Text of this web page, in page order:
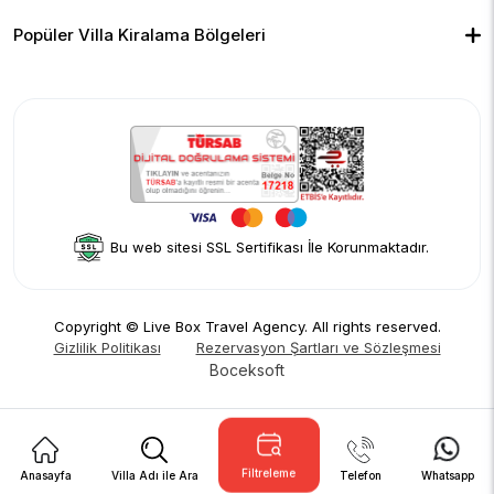
Merkeze Yakın Villalar
Yorumlar
Hakkımızda
Popüler Villa Kiralama Bölgeleri
Bu web sitesi SSL Sertifikası İle Korunmaktadır.
Copyright © Live Box Travel Agency. All rights reserved.
Gizlilik Politikası
Rezervasyon Şartları ve Sözleşmesi
Boceksoft
Anasayfa Villa Adı ile Ara
Filtreleme
Telefon
Whatsapp